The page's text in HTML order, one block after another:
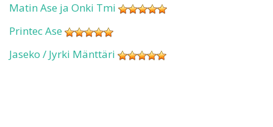
Matin Ase ja Onki Tmi
Printec Ase
Jaseko / Jyrki Mänttäri